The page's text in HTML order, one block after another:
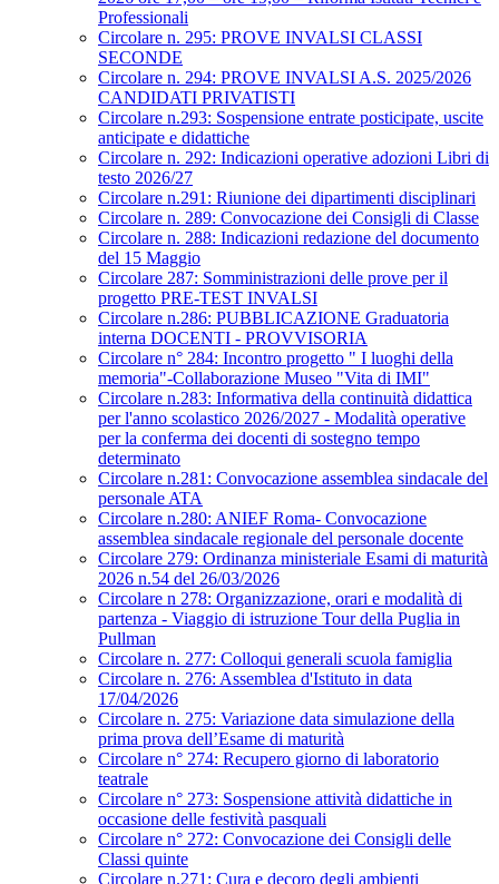
Professionali
Circolare n. 295: PROVE INVALSI CLASSI
SECONDE
Circolare n. 294: PROVE INVALSI A.S. 2025/2026
CANDIDATI PRIVATISTI
Circolare n.293: Sospensione entrate posticipate, uscite
anticipate e didattiche
Circolare n. 292: Indicazioni operative adozioni Libri di
testo 2026/27
Circolare n.291: Riunione dei dipartimenti disciplinari
Circolare n. 289: Convocazione dei Consigli di Classe
Circolare n. 288: Indicazioni redazione del documento
del 15 Maggio
Circolare 287: Somministrazioni delle prove per il
progetto PRE-TEST INVALSI
Circolare n.286: PUBBLICAZIONE Graduatoria
interna DOCENTI - PROVVISORIA
Circolare n° 284: Incontro progetto " I luoghi della
memoria"-Collaborazione Museo "Vita di IMI"
Circolare n.283: Informativa della continuità didattica
per l'anno scolastico 2026/2027 - Modalità operative
per la conferma dei docenti di sostegno tempo
determinato
Circolare n.281: Convocazione assemblea sindacale del
personale ATA
Circolare n.280: ANIEF Roma- Convocazione
assemblea sindacale regionale del personale docente
Circolare 279: Ordinanza ministeriale Esami di maturità
2026 n.54 del 26/03/2026
Circolare n 278: Organizzazione, orari e modalità di
partenza - Viaggio di istruzione Tour della Puglia in
Pullman
Circolare n. 277: Colloqui generali scuola famiglia
Circolare n. 276: Assemblea d'Istituto in data
17/04/2026
Circolare n. 275: Variazione data simulazione della
prima prova dell’Esame di maturità
Circolare n° 274: Recupero giorno di laboratorio
teatrale
Circolare n° 273: Sospensione attività didattiche in
occasione delle festività pasquali
Circolare n° 272: Convocazione dei Consigli delle
Classi quinte
Circolare n.271: Cura e decoro degli ambienti